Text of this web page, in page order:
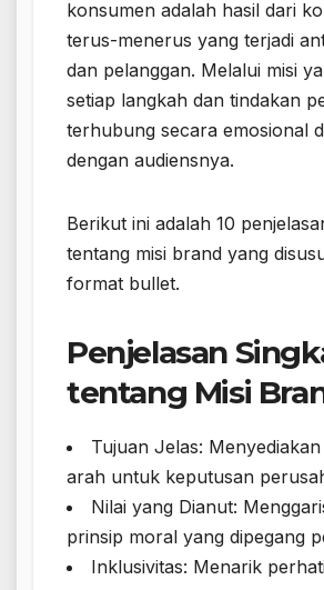
konsumen adalah hasil dari
terus-menerus yang terjadi
dan pelanggan. Melalui misi
setiap langkah dan tindakan
terhubung secara emosional
dengan audiensnya.
Berikut ini adalah 10
tentang misi brand yang
format bullet.
Penjelasan
tentang Misi
Tujuan Jelas:
arah untuk keputusan
Nilai yang Dianut:
prinsip moral yang dipegang
Inklusivitas: Menarik